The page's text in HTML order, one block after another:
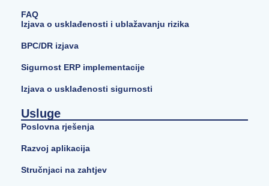
FAQ
Izjava o usklađenosti i ublažavanju rizika
BPC/DR izjava
Sigurnost ERP implementacije
Izjava o usklađenosti sigurnosti
Usluge
Poslovna rješenja
Razvoj aplikacija
Stručnjaci na zahtjev